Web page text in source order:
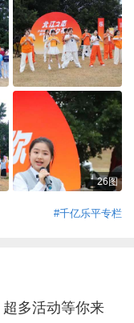
26图
#千亿乐平专栏
多活动等你来